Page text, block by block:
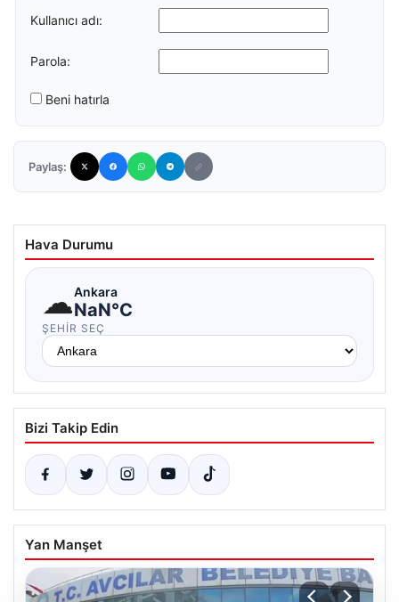
Kullanıcı adı:
Parola:
Beni hatırla
Paylaş:
Hava Durumu
☁Ankara
NaN°C
ŞEHIR SEÇ
Bizi Takip Edin
Yan Manşet